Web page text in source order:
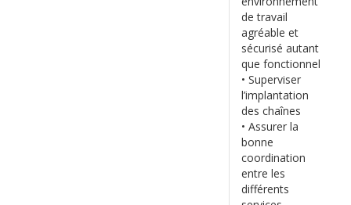
de travail
agréable et
sécurisé autant
que fonctionnel
• Superviser
l’implantation
des chaînes
• Assurer la
bonne
coordination
entre les
différents